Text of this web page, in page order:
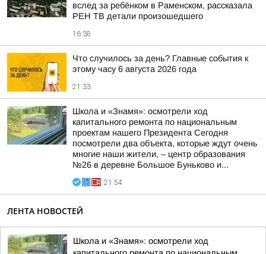
вслед за ребёнком в Раменском, рассказала
РЕН ТВ детали произошедшего
16:38
Что случилось за день? Главные события к
этому часу 6 августа 2026 года
21:33
Школа и «Знамя»: осмотрели ход
капитального ремонта по национальным
проектам нашего Президента Сегодня
посмотрели два объекта, которые ждут очень
многие наши жители, – центр образования
№26 в деревне Большое Буньково и...
21:54
ЛЕНТА НОВОСТЕЙ
Школа и «Знамя»: осмотрели ход